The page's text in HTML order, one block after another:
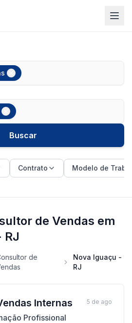
Buscar
Contrato Modelo de
de Vendas em
RJ
de
Nova Iguaçu -
RJ
Internas
Profissional
5 de ago